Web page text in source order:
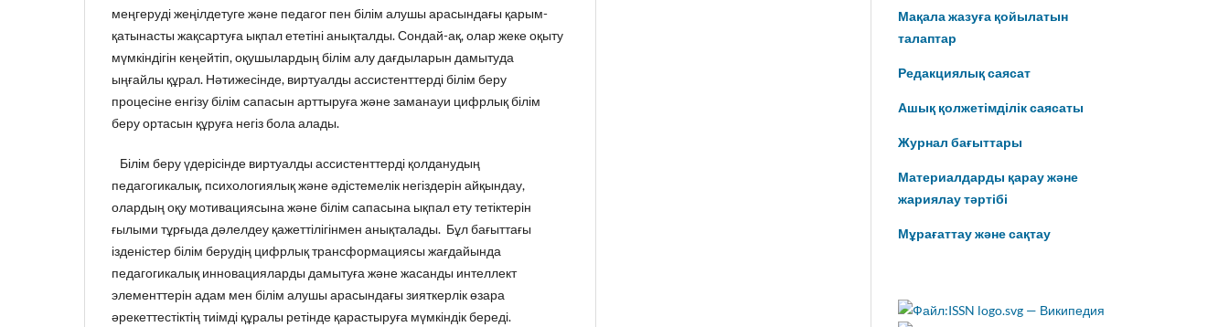
меңгеруді жеңілдетуге және педагог пен білім алушы арасындағы қарым-
қатынасты жақсартуға ықпал ететіні анықталды. Сондай-ақ, олар жеке оқыту
мүмкіндігін кеңейтіп, оқушылардың білім алу дағдыларын дамытуда
ыңғайлы құрал. Нәтижесінде, виртуалды ассистенттерді білім беру
процесіне енгізу білім сапасын арттыруға және заманауи цифрлық білім
беру ортасын құруға негіз бола алады.
Білім беру үдерісінде виртуалды ассистенттерді қолданудың
педагогикалық, психологиялық және әдістемелік негіздерін айқындау,
олардың оқу мотивациясына және білім сапасына ықпал ету тетіктерін
ғылыми тұрғыда дәлелдеу қажеттілігінмен анықталады. Бұл бағыттағы
ізденістер білім берудің цифрлық трансформациясы жағдайында
педагогикалық инновацияларды дамытуға және жасанды интеллект
элементтерін адам мен білім алушы арасындағы зияткерлік өзара
әрекеттестіктің тиімді құралы ретінде қарастыруға мүмкіндік береді.
Мақала жазуға қойылатын
талаптар
Редакциялық саясат
Ашық қолжетімділік саясаты
Журнал бағыттары
Материалдарды қарау және
жариялау тәртібі
Мұрағаттау және сақтау